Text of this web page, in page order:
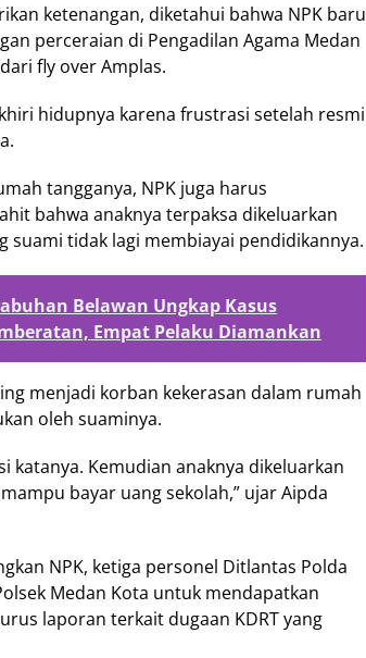
ketenangan, diketahui bahwa NPK baru
perceraian di Pengadilan Agama Medan
fly over Amplas.
hidupnya karena frustrasi setelah resmi
tangganya, NPK juga harus
bahwa anaknya terpaksa dikeluarkan
suami tidak lagi membiayai pendidikannya.
Belawan Ungkap Kasus
Empat Pelaku Diamankan
menjadi korban kekerasan dalam rumah
oleh suaminya.
katanya. Kemudian anaknya dikeluarkan
bayar uang sekolah,” ujar Aipda
NPK, ketiga personel Ditlantas Polda
Medan Kota untuk mendapatkan
laporan terkait dugaan KDRT yang